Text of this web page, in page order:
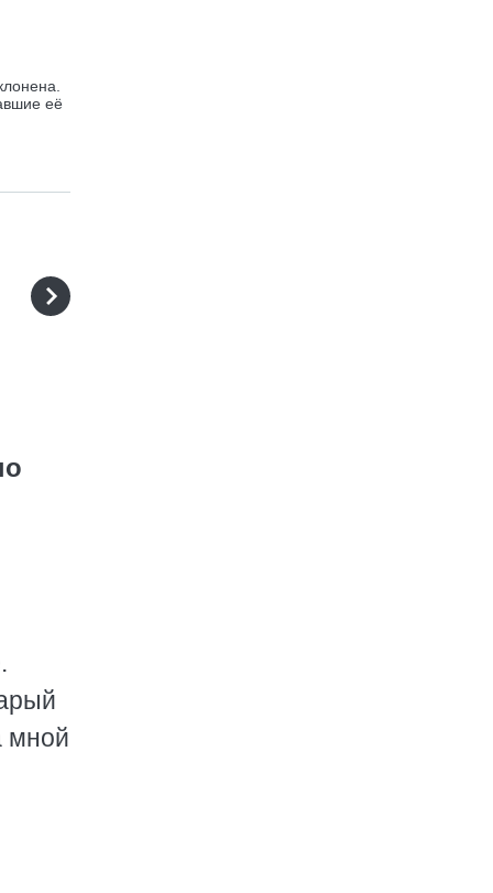
её
мной